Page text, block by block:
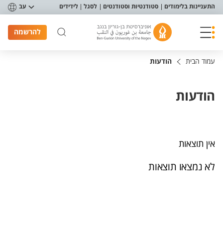
תפריט נגישות
התעניינות בלימודים סטודנטיות וסטודנטים לסגל לידידים עב
להרשמה
עמוד הבית הודעות
הודעות
אין תוצאות
לא נמצאו תוצאות